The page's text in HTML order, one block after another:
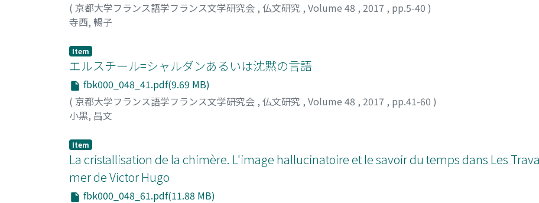
( 京都大学フランス語学フランス文学研究会 , 仏文研究 , Volume 48 , 2017 , pp.5-40 )
寺西, 暢子
Item
エルスチール=シャルダンあるいは沈黙の言語
fbk000_048_41.pdf(9.69 MB)
( 京都大学フランス語学フランス文学研究会 , 仏文研究 , Volume 48 , 2017 , pp.41-60 )
小黒, 昌文
Item
La cristallisation de la chimère. L'image hallucinatoire et le savoir du temps dans Les
mer de Victor Hugo
fbk000_048_61.pdf(11.88 MB)